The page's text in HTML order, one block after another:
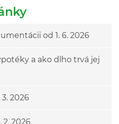
od 1. 6. 2026
a ako dlho trvá jej
2026
2. 2026